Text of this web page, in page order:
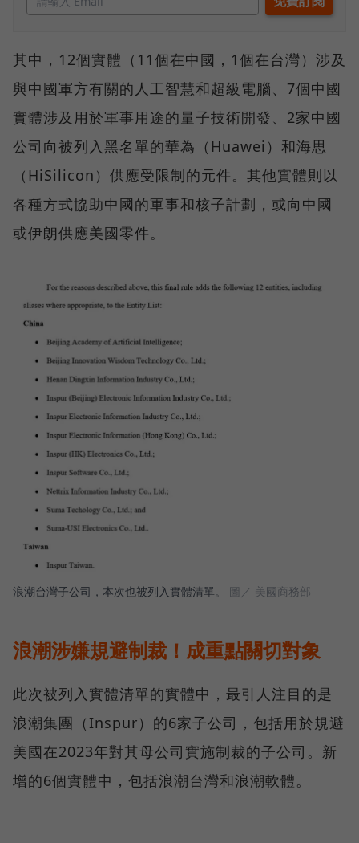
其中，12個實體（11個在中國，1個在台灣）涉及
與中國軍方有關的人工智慧和超級電腦、7個中國
實體涉及用於軍事用途的量子技術開發、2家中國
公司向被列入黑名單的華為（Huawei）和海思
（HiSilicon）供應受限制的元件。其他實體則以
各種方式協助中國的軍事和核子計劃，或向中國
或伊朗供應美國零件。
浪潮台灣子公司，本次也被列入實體清單。 圖／ 美國商務部
浪潮涉嫌規避制裁！成重點關切對象
此次被列入實體清單的實體中，最引人注目的是
浪潮集團（Inspur）的6家子公司，包括用於規避
美國在2023年對其母公司實施制裁的子公司。新
增的6個實體中，包括浪潮台灣和浪潮軟體。